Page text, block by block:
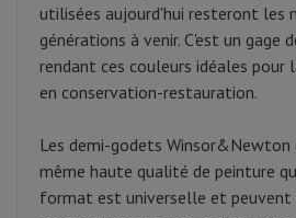
utilisées aujourd'hui resteront les
générations à venir. C'est un gage
rendant ces couleurs idéales pour
en conservation-restauration.
Les demi-godets
même haute qualité de peinture
format est universelle et peuvent